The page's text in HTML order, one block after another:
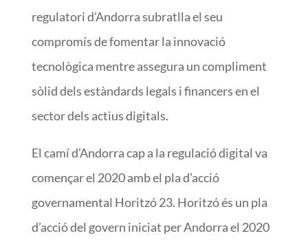
regulatori d’Andorra subratlla el seu
compromís de fomentar la innovació
tecnològica mentre assegura un compliment
sòlid dels estàndards legals i financers en el
sector dels actius digitals.
El camí d’Andorra cap a la regulació digital va
començar el 2020 amb el pla d’acció
governamental Horitzó 23. Horitzó és un pla
d’acció del govern iniciat per Andorra el 2020